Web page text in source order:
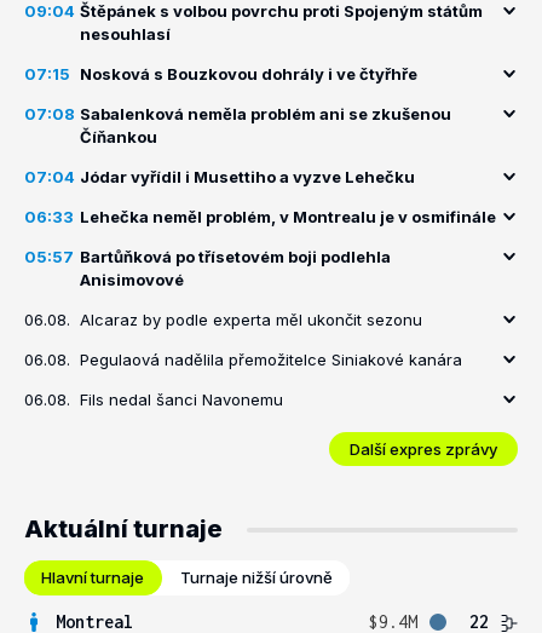
09:04 Štěpánek s volbou povrchu proti Spojeným státům
nesouhlasí
07:15 Nosková s Bouzkovou dohrály i ve čtyřhře
07:08 Sabalenková neměla problém ani se zkušenou
Číňankou
07:04 Jódar vyřídil i Musettiho a vyzve Lehečku
06:33 Lehečka neměl problém, v Montrealu je v osmifinále
05:57 Bartůňková po třísetovém boji podlehla
Anisimovové
06.08. Alcaraz by podle experta měl ukončit sezonu
06.08. Pegulaová nadělila přemožitelce Siniakové kanára
06.08. Fils nedal šanci Navonemu
Další expres zprávy
Aktuální turnaje
Hlavní turnaje Turnaje nižší úrovně
Montreal $9.4M
22